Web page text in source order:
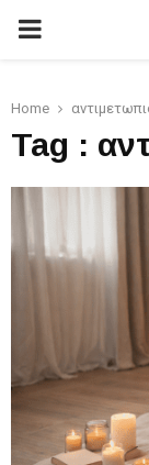
PRIMARY
Home
Tag :